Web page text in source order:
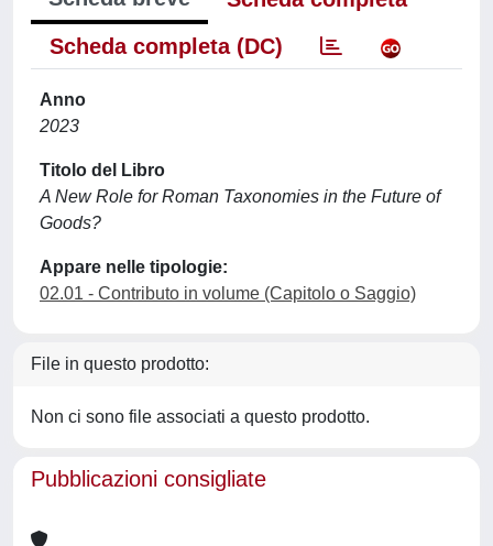
Scheda completa (DC)
Anno
2023
Titolo del Libro
A New Role for Roman Taxonomies in the Future of
Goods?
Appare nelle tipologie:
02.01 - Contributo in volume (Capitolo o Saggio)
File in questo prodotto:
Non ci sono file associati a questo prodotto.
Pubblicazioni consigliate